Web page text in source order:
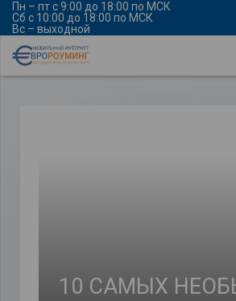
Пн – пт с 9:00 до 18:00 по МСК
Сб с 10:00 до 18:00 по МСК
Вс – выходной
10 САМЫХ